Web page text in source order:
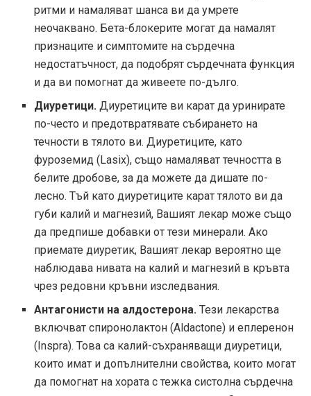
ритми и намаляват шанса ви да умрете
неочаквано. Бета-блокерите могат да намалят
признаците и симптомите на сърдечна
недостатъчност, да подобрят сърдечната функция
и да ви помогнат да живеете по-дълго.
Диуретици. Диуретиците ви карат да уринирате
по-често и предотвратявате събирането на
течности в тялото ви. Диуретиците, като
фуроземид (Lasix), също намаляват течността в
белите дробове, за да можете да дишате по-
лесно. Тъй като диуретиците карат тялото ви да
губи калий и магнезий, Вашият лекар може също
да предпише добавки от тези минерали. Ако
приемате диуретик, Вашият лекар вероятно ще
наблюдава нивата на калий и магнезий в кръвта
чрез редовни кръвни изследвания.
Антагонисти на алдостерона. Тези лекарства
включват спиронолактон (Aldactone) и еплеренон
(Inspra). Това са калий-съхраняващи диуретици,
които имат и допълнителни свойства, които могат
да помогнат на хората с тежка систолна сърдечна